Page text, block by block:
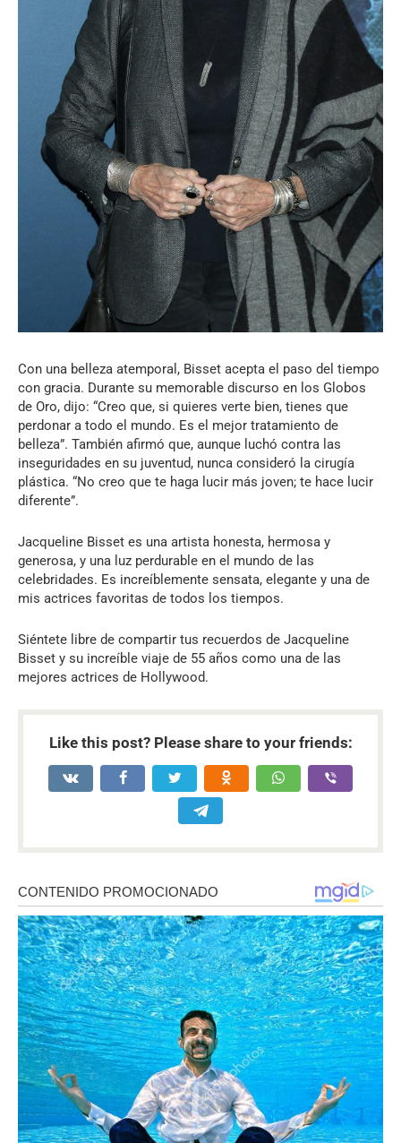
Con una belleza atemporal, Bisset acepta el paso del tiempo
con gracia. Durante su memorable discurso en los Globos
de Oro, dijo: “Creo que, si quieres verte bien, tienes que
perdonar a todo el mundo. Es el mejor tratamiento de
belleza”. También afirmó que, aunque luchó contra las
inseguridades en su juventud, nunca consideró la cirugía
plástica. “No creo que te haga lucir más joven; te hace lucir
diferente”.
Jacqueline Bisset es una artista honesta, hermosa y
generosa, y una luz perdurable en el mundo de las
celebridades. Es increíblemente sensata, elegante y una de
mis actrices favoritas de todos los tiempos.
Siéntete libre de compartir tus recuerdos de Jacqueline
Bisset y su increíble viaje de 55 años como una de las
mejores actrices de Hollywood.
Like this post? Please share to your friends: